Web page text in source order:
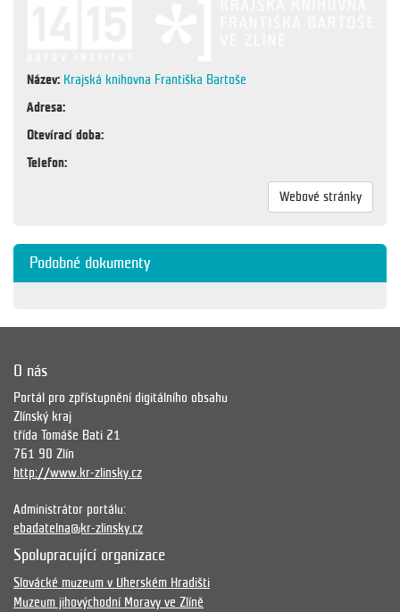
Název: Krajská knihovna Františka Bartoše
Adresa:
Otevírací doba:
Telefon:
Webové stránky
Podobné dokumenty
O nás
Portál pro zpřístupnění digitálního obsahu
Zlínský kraj
třída Tomáše Bati 21
761 90 Zlín
http://www.kr-zlinsky.cz
Administrátor portálu:
ebadatelna@kr-zlinsky.cz
Spolupracující organizace
Slovácké muzeum v Uherském Hradišti
Muzeum jihovýchodní Moravy ve Zlíně